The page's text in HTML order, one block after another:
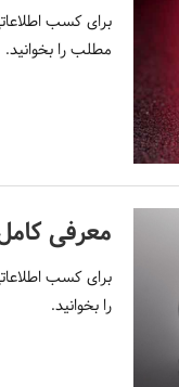
برای کسب
مطلب را بخوانید.
معرفی
برای کسب
را بخوانید.